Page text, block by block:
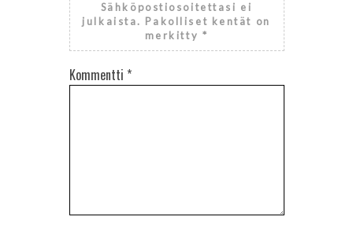
Sähköpostiosoitettasi ei
julkaista. Pakolliset kentät on
merkitty *
Kommentti *